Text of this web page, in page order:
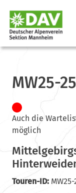
MW25-
Auch die
möglich
Touren-ID:MW25-